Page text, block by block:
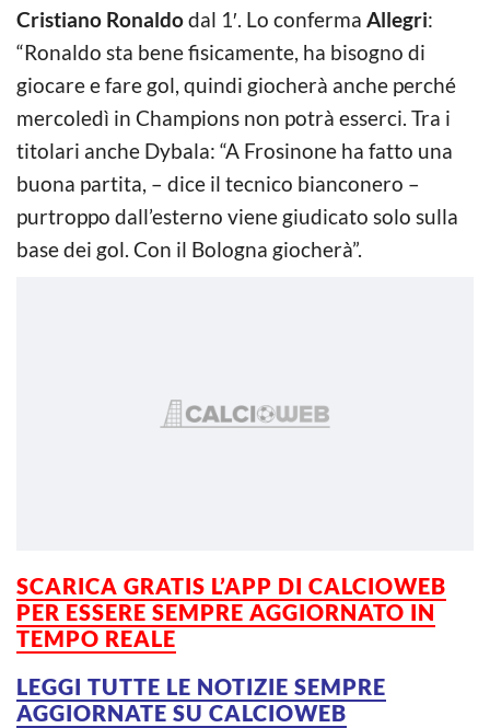
Cristiano Ronaldodal 1′. Lo conferma Allegri:
“Ronaldo sta bene fisicamente, ha bisogno di
giocare e fare gol, quindi giocherà anche perché
mercoledì in Champions non potrà esserci. Tra i
titolari anche Dybala: “A Frosinone ha fatto una
buona partita, – dice il tecnico bianconero –
purtroppo dall’esterno viene giudicato solo sulla
base dei gol. Con il Bologna giocherà”.
SCARICA GRATIS L’APP DI CALCIOWEB
PER ESSERE SEMPRE AGGIORNATO IN
TEMPO REALE
LEGGI TUTTE LE NOTIZIE SEMPRE
AGGIORNATE SU CALCIOWEB